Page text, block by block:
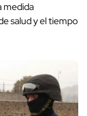
medida
salud y el tiempo